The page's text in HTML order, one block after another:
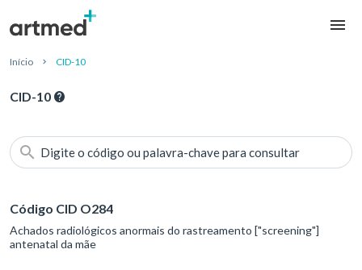
Início CID-10
CID-10
Digite o código ou palavra-chave para consultar
Código CID O284
Achados radiológicos anormais do rastreamento ["screening"]
antenatal da mãe